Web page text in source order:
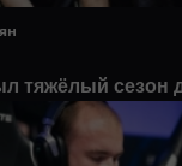
тяжёлый сезон